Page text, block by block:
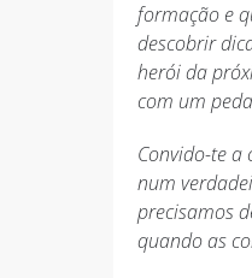
formação e
descobrir
herói da
com um
Convido-te
num
precisamos
quando as